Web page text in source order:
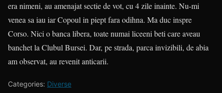
era nimeni, au amenajat sectie de vot, cu 4 zile inainte. Nu-mi
venea sa iau iar Copoul in piept fara odihna. Ma duc inspre
Corso. Nici o banca libera, toate numai liceeni beti care aveau
banchet la Clubul Bursei. Dar, pe strada, parca invizibili, de abia
am observat, au revenit anticarii.
Categories: Diverse